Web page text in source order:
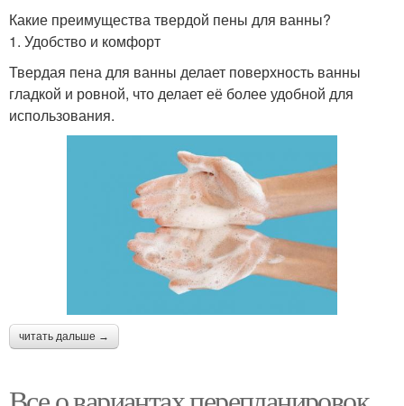
Какие преимущества твердой пены для ванны?
1. Удобство и комфорт
Твердая пена для ванны делает поверхность ванны
гладкой и ровной, что делает её более удобной для
использования.
читать дальше →